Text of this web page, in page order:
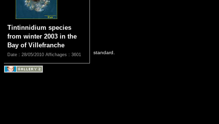
Tintinnidium species
from winter 2003 in the
Bay of Villefranche
Date : 28/05/2010 Affichages : 3601 standard.